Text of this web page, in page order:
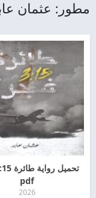
مطور: عثمان
pdf
2026